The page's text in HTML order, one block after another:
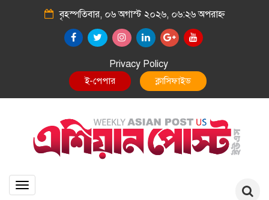
বৃহস্পতিবার, ০৬ অগাস্ট ২০২৬, ০৬:২৬ অপরাহ্ন
Privacy Policy
E-Paper Classified
Toggle